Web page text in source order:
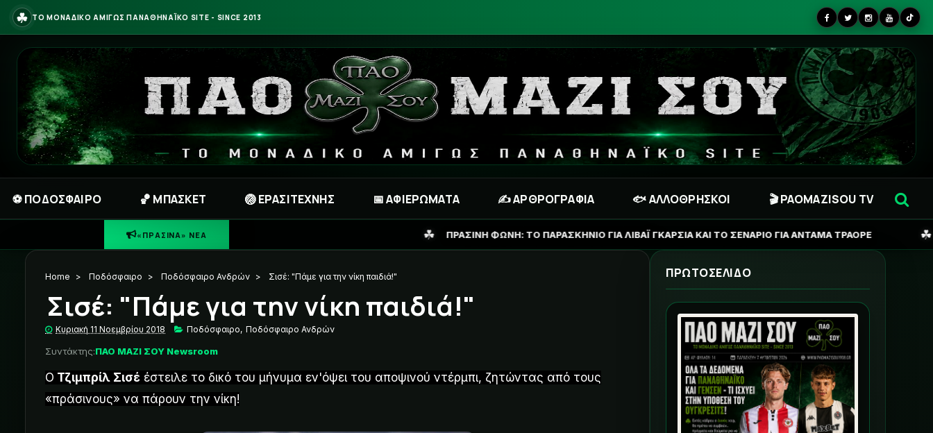
☘ ΤΟ ΜΟΝΑΔΙΚΟ ΑΜΙΓΩΣ ΠΑΝΑΘΗΝΑΪΚΟ SITE - SINCE 2013
⚽ ΠΟΔΟΣΦΑΙΡΟ 🏀 ΜΠΑΣΚΕΤ 🏐 ΕΡΑΣΙΤΕΧΝΗΣ 📅 ΑΦΙΕΡΩΜΑΤΑ ✍️ ΑΡΘΡΟΓΡΑΦΙΑ 🐟 ΑΛΛΟΘΡΗΣΚΟΙ 🎬 PAOMAZISOU TV
«ΠΡΑΣΙΝΑ» ΝΕΑ ΠΡΑΣΙΝΗ ΦΩΝΗ: ΤΟ ΠΑΡΑΣΚΗΝΙΟ ΓΙΑ ΛΙΒΑΪ ΓΚΑΡΣΙΑ ΚΑΙ ΤΟ ΣΕΝΑΡΙΟ ΓΙΑ ΑΝΤΑΜΑ ΤΡΑΟΡΕ ☘ ΠΑΝΑΘΗΝΑΪΚΟΣ:
Home > Ποδόσφαιρο > Ποδόσφαιρο Ανδρών > Σισέ: "Πάμε για την νίκη παιδιά!"
Σισέ: "Πάμε για την νίκη παιδιά!"
Κυριακή 11 Νοεμβρίου 2018 Ποδόσφαιρο, Ποδόσφαιρο Ανδρών
Συντάκτης:ΠΑΟ ΜΑΖΙ ΣΟΥ Newsroom
Ο Τζιμπρίλ Σισέ έστειλε το δικό του μήνυμα εν'όψει του αποψινού ντέρμπι, ζητώντας από τους
«πράσινους» να πάρουν την νίκη!
ΠΡΩΤΟΣΕΛΙΔΟ